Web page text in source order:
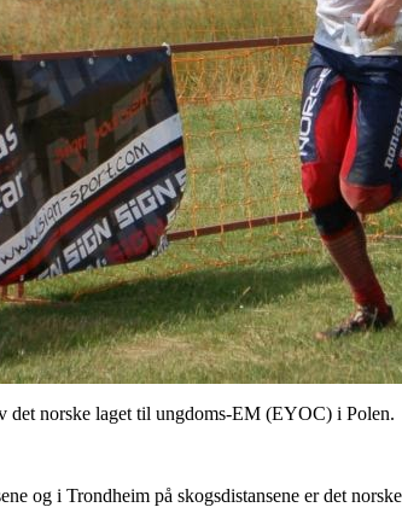
det norske laget til ungdoms-EM (EYOC) i Polen.
og i Trondheim på skogsdistansene er det